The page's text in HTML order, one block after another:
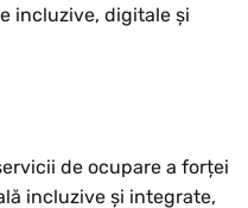
incluzive, digitale și
de ocupare a forței
incluzive și integrate,